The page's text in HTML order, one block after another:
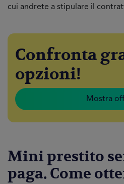
cui andrete a stipulare il
Confronta
opzioni!
Mostra
Mini prestito
paga. Come